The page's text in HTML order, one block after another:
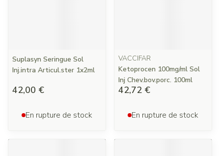
Suplasyn Seringue Sol
Inj.intra Articul.ster 1x2ml
42,00 €
En rupture de stock
VACCIFAR
Ketoprocen 100mg/ml Sol
Inj Chev.bov.porc. 100ml
42,72 €
En rupture de stock